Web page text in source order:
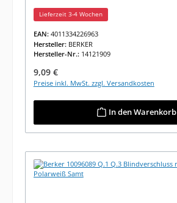
Matt/Samt
Lieferzeit 3-4 Wochen
EAN: 4011334226963
Hersteller: BERKER
Hersteller-Nr.: 14121909
Regulärer Preis:
9,09 €
Preise inkl. MwSt. zzgl. Versandkosten
In den Warenkorb